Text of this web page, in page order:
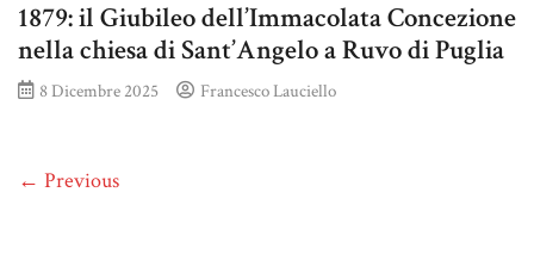
1879: il Giubileo dell’Immacolata Concezione
nella chiesa di Sant’Angelo a Ruvo di Puglia
8 Dicembre 2025 Francesco Lauciello
← Previous